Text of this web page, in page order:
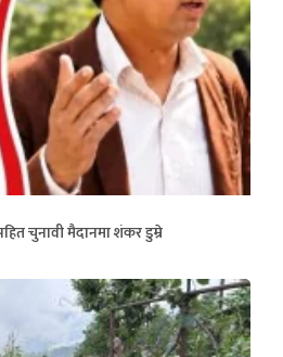
चुनावी मैदानमा शंकर डुम्रे